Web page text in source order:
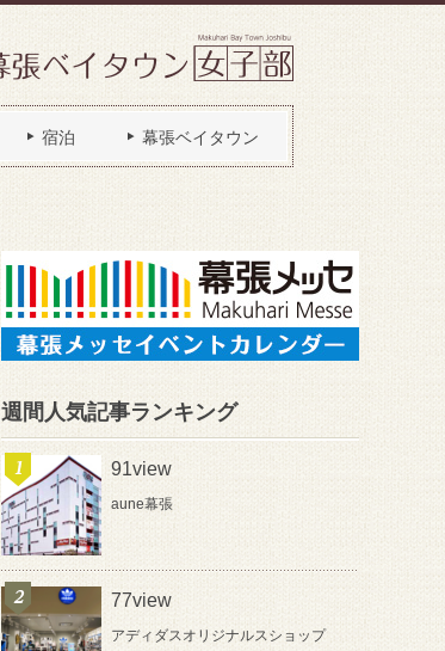
宿泊 幕張ベイタウン
週間人気記事ランキング
91view
aune幕張
77view
アディダスオリジナルスショップ